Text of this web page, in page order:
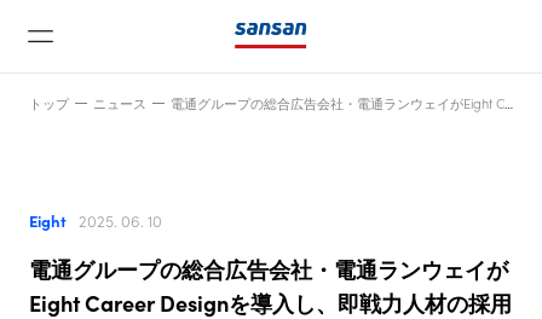
ニュース
トップ ニュース
Eight 2025. 06. 10
電通グループの総合広告会社・電通ランウェイが
Eight Career Designを導入し、即戦力人材の採用